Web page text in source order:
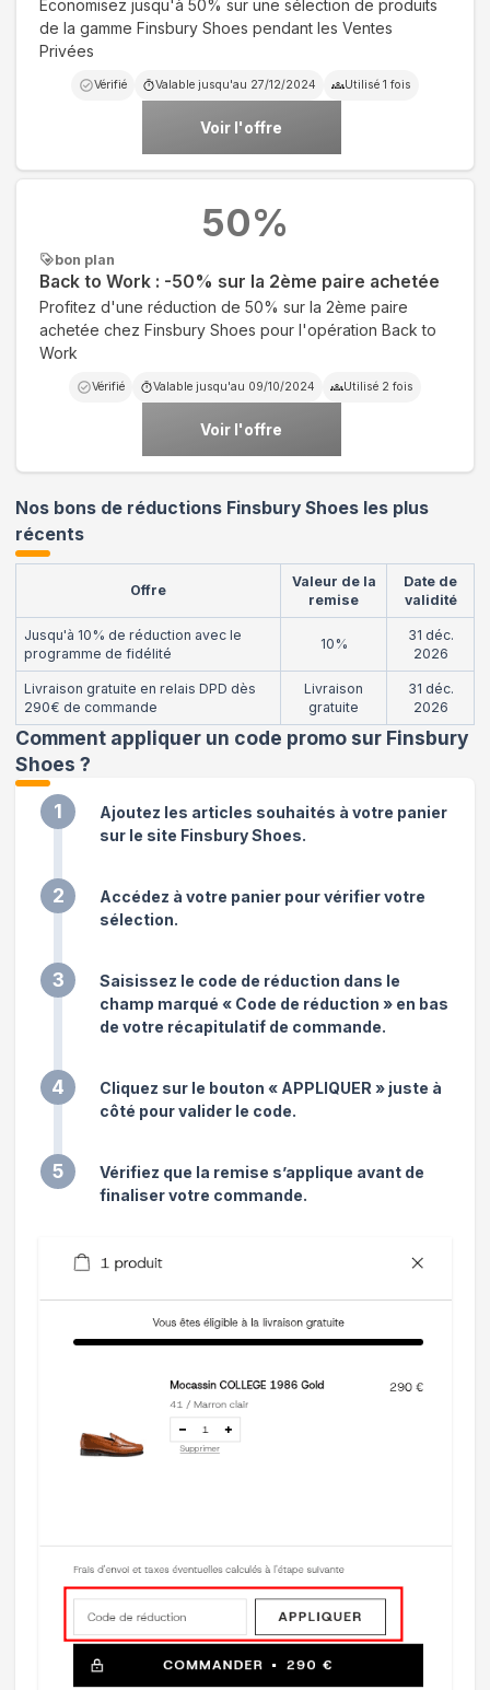
Economisez jusqu'à 50% sur une sélection de produits
de la gamme Finsbury Shoes pendant les Ventes
Privées
Vérifié Valable jusqu'au 27/12/2024 Utilisé 1 fois
Voir l'offre
bon plan
Back to Work : -50% sur la 2ème paire achetée
Profitez d'une réduction de 50% sur la 2ème paire
achetée chez Finsbury Shoes pour l'opération Back to
Work
Vérifié Valable jusqu'au 09/10/2024 Utilisé 2 fois
Voir l'offre
50%
Nos bons de réductions Finsbury Shoes les plus
récents
Offre
Valeur de la
remise
Date de
validité
Jusqu'à 10% de réduction avec le
programme de fidélité
10%
31 déc.
2026
Livraison gratuite en relais DPD dès
290€ de commande
Livraison
gratuite
31 déc.
2026
Comment appliquer un code promo sur Finsbury
Shoes ?
1
Ajoutez les articles souhaités à votre panier
sur le site Finsbury Shoes.
2
Accédez à votre panier pour vérifier votre
sélection.
3
Saisissez le code de réduction dans le
champ marqué « Code de réduction » en bas
de votre récapitulatif de commande.
4
Cliquez sur le bouton « APPLIQUER » juste à
côté pour valider le code.
5
Vérifiez que la remise s’applique avant de
finaliser votre commande.